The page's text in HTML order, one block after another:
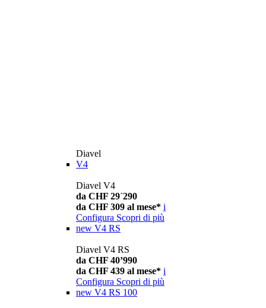
Diavel
V4
Diavel V4
da CHF 29´290
da CHF 309 al mese* i
Configura Scopri di più
new V4 RS
Diavel V4 RS
da CHF 40’990
da CHF 439 al mese* i
Configura Scopri di più
new V4 RS 100